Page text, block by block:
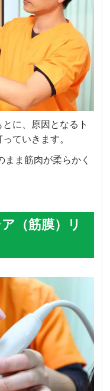
に、原因となるト
ていきます。
ま筋肉が柔らかく
（筋膜）リ